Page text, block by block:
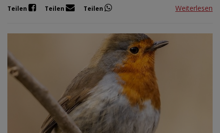
Teilen Teilen Teilen Weiterlesen